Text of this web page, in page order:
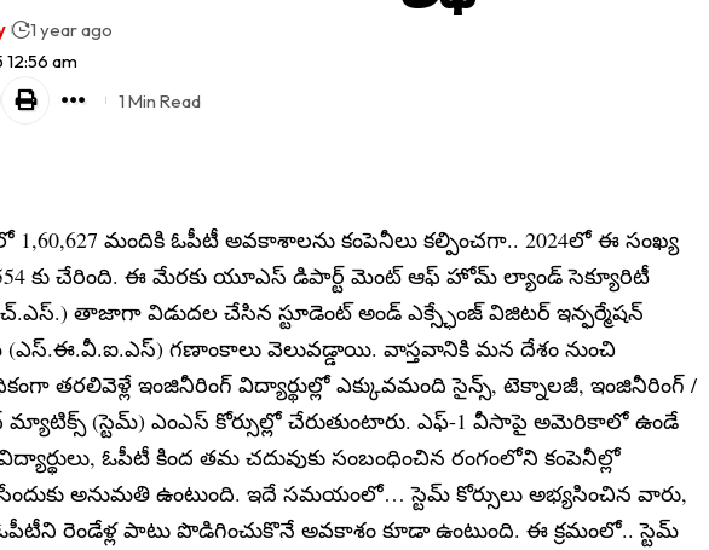
am
1 year ago
1 Min Read
1,60,627 మందికి ఓపీటీ అవకాశాలను కంపెనీలు కల్పించగా.. 2024లో ఈ సంఖ్య
కు చేరింది. ఈ మేరకు యూఎస్ డిపార్ట్ మెంట్ ఆఫ్ హోమ్ ల్యాండ్ సెక్యూరిటీ
తాజాగా విడుదల చేసిన స్టూడెంట్ అండ్‌ ఎక్స్ఛేంజ్‌ విజిటర్‌ ఇన్ఫర్మేషన్‌
(ఎస్‌.ఈ.వీ.ఐ.ఎస్‌) గణాంకాలు వెలువడ్డాయి. వాస్తవానికి మన దేశం నుంచి
తరలివెళ్లే ఇంజినీరింగ్‌ విద్యార్థుల్లో ఎక్కువమంది సైన్స్, టెక్నాలజీ, ఇంజినీరింగ్‌ /
(స్టెమ్‌) ఎంఎస్‌ కోర్సుల్లో చేరుతుంటారు. ఎఫ్‌-1 వీసాపై అమెరికాలో ఉండే
ఓపీటీ కింద తమ చదువుకు సంబంధించిన రంగంలోని కంపెనీల్లో
అనుమతి ఉంటుంది. ఇదే సమయంలో… స్టెమ్‌ కోర్సులు అభ్యసించిన వారు,
రెండేళ్ల పాటు పొడిగించుకొనే అవకాశం కూడా ఉంటుంది. ఈ క్రమంలో.. స్టెమ్‌